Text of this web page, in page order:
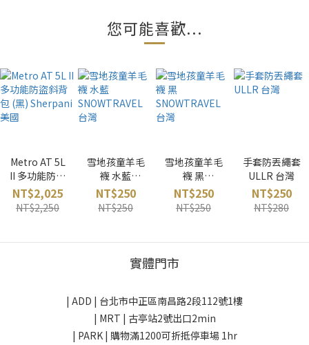
您可能喜歡...
Metro AT 5L
II 多功能防盜
斜背包 (黑)
Sherpani 美
國
NT$2,025
NT$2,250
雪地孩童羊毛
襪 水藍
SNOWTRAVE
L 台灣
NT$250
NT$250
雪地孩童羊毛
襪 黑
SNOWTRAVE
L 台灣
NT$250
NT$250
手套防丟繩套
ULLR 台灣
NT$250
NT$280
實體門市
| ADD | 台北市中正區南昌路2段112號1樓
| MRT | 古亭站2號出口2min
| PARK | 購物滿1200可折抵停車場 1hr